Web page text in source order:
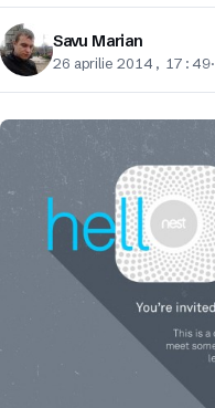
Savu Marian
26 aprilie 2014, 17:49·